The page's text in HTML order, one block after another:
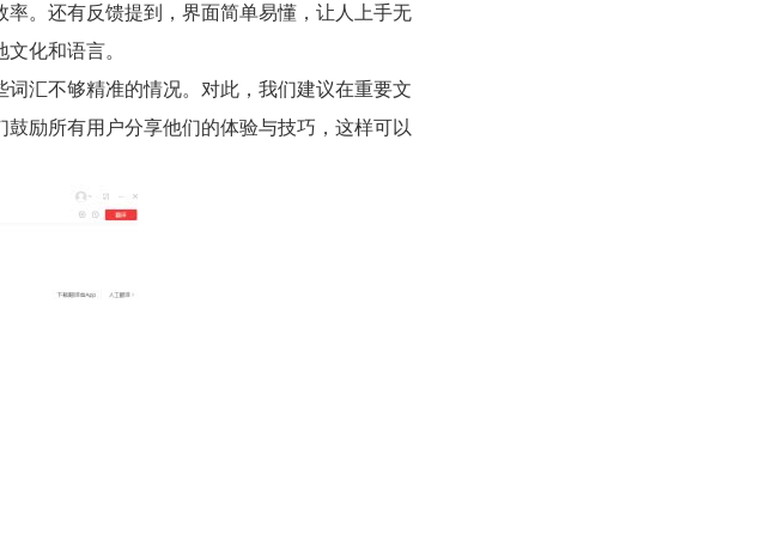
。还有反馈提到，界面简单易懂，让人上手无
化和语言。
汇不够精准的情况。对此，我们建议在重要文
励所有用户分享他们的体验与技巧，这样可以